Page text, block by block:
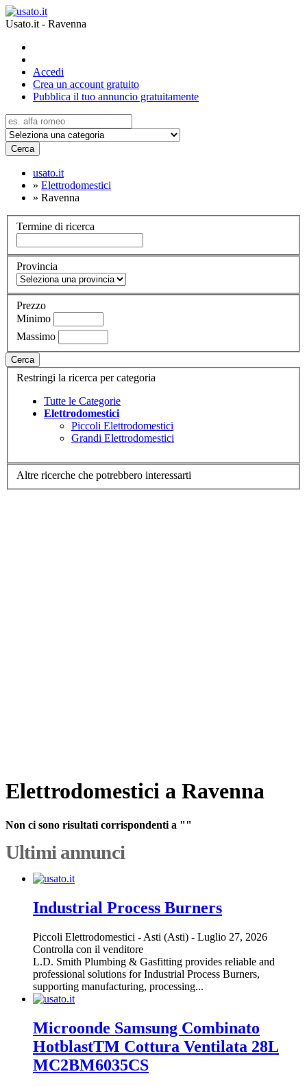
Usato.it - Ravenna
Accedi
Crea un account gratuito
Pubblica il tuo annuncio gratuitamente
Cerca
usato.it
» Elettrodomestici
» Ravenna
Termine di ricerca
Provincia
Prezzo
Minimo
Massimo
Cerca
Restringi la ricerca per categoria
Tutte le Categorie
Elettrodomestici
Piccoli Elettrodomestici
Grandi Elettrodomestici
Altre ricerche che potrebbero interessarti
Elettrodomestici a Ravenna
Non ci sono risultati corrispondenti a ""
Ultimi annunci
Industrial Process Burners
Piccoli Elettrodomestici - Asti (Asti) - Luglio 27, 2026
Controlla con il venditore
L.D. Smith Plumbing & Gasfitting provides reliable and
professional solutions for Industrial Process Burners,
supporting manufacturing, processing...
Microonde Samsung Combinato
HotblastTM Cottura Ventilata 28L
MC2BM6035CS